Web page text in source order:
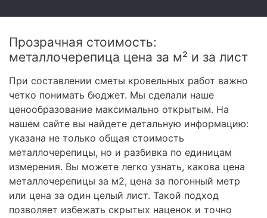
Прозрачная стоимость:
металлочерепица цена за м² и за лист
При составлении сметы кровельных работ важно
четко понимать бюджет. Мы сделали наше
ценообразование максимально открытым. На
нашем сайте вы найдете детальную информацию:
указана не только общая стоимость
металлочерепицы, но и разбивка по единицам
измерения. Вы можете легко узнать, какова цена
металлочерепицы за м2, цена за погонный метр
или цена за один целый лист. Такой подход
позволяет избежать скрытых наценок и точно